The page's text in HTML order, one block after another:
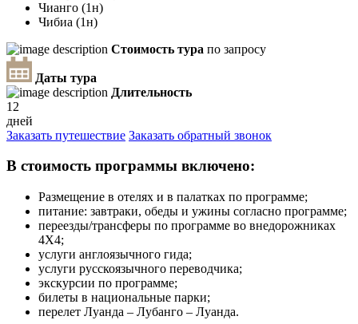
Чианго (1н)
Чибиа (1н)
Стоимость тура по запросу
Даты тура
Длительность
12
дней
Заказать путешествие Заказать обратный звонок
В стоимость программы включено:
Размещение в отелях и в палатках по программе;
питание: завтраки, обеды и ужины согласно программе;
переезды/трансферы по программе во внедорожниках
4Х4;
услуги англоязычного гида;
услуги русскоязычного переводчика;
экскурсии по программе;
билеты в национальные парки;
перелет Луанда – Лубанго – Луанда.